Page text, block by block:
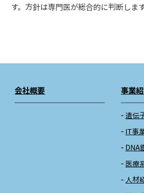
す。方針は専門医が総合的に判断します
会社概要 事業
遺伝
IT事
DNA
医療
人材